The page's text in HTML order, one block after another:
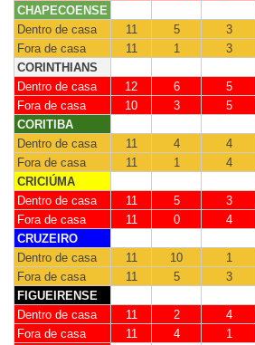
CHAPECOENSE
Dentro de casa
11 5 3
Fora de casa
11 1 3
CORINTHIANS
Dentro de casa
12 6 5
Fora de casa
10 3 5
CORITIBA
Dentro de casa
11 4 4
Fora de casa
11 1 4
CRICIÚMA
Dentro de casa
11 5 3
Fora de casa
11 0 4
CRUZEIRO
Dentro de casa
11 10 1
Fora de casa
11 5 3
FIGUEIRENSE
Dentro de casa
11 2 4
Fora de casa
11 4 1